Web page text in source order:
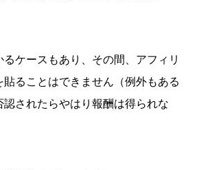
ケースもあり、その間、アフィリ
ることはできません（例外もある
認されたらやはり報酬は得られな